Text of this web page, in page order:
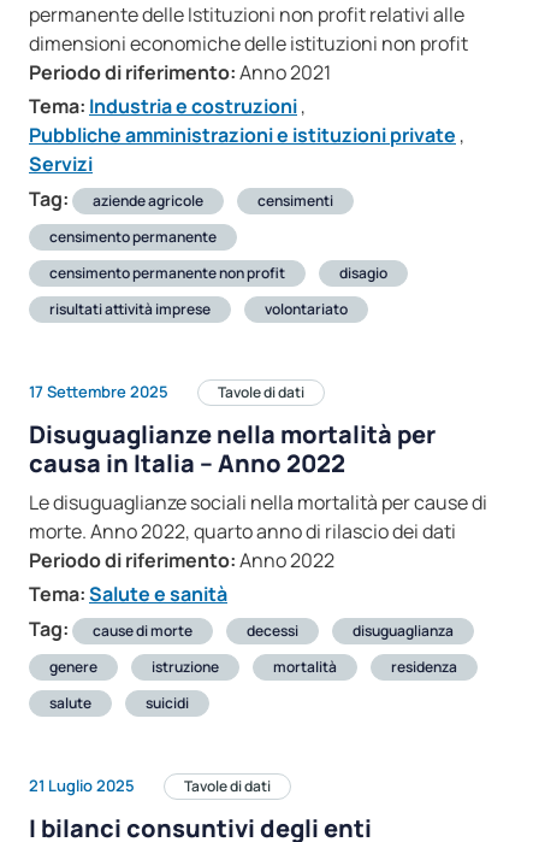
permanente delle Istituzioni non profit relativi alle
dimensioni economiche delle istituzioni non profit
Periodo di riferimento:Anno 2021
Tema: Industria e costruzioni,
Pubbliche amministrazioni e istituzioni private ,
Servizi
Tag:
aziende agricole
censimenti
censimento permanente
censimento permanente non profit
disagio
risultati attività imprese
volontariato
17 Settembre 2025 Tavole di dati
Disuguaglianze nella mortalità per
causa in Italia – Anno 2022
Le disuguaglianze sociali nella mortalità per cause di
morte. Anno 2022, quarto anno di rilascio dei dati
Periodo di riferimento:Anno 2022
Tema:Salute e sanità
Tag:
cause di morte decessi
disuguaglianza
genere
istruzione mortalità
residenza
salute
suicidi
21 Luglio 2025 Tavole di dati
I bilanci consuntivi degli enti